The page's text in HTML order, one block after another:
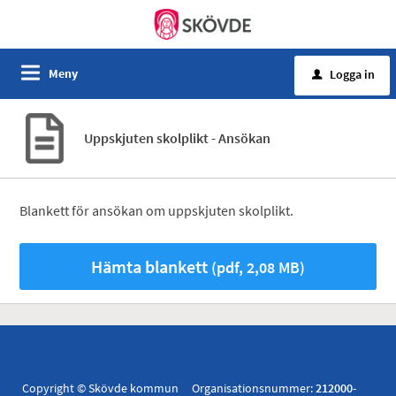
Meny u Logga in
Uppskjuten skolplikt - Ansökan
Blankett för ansökan om uppskjuten skolplikt.
Hämta blankett (pdf, 2,08 MB)
Copyright © Skövde kommun Organisationsnummer:212000-